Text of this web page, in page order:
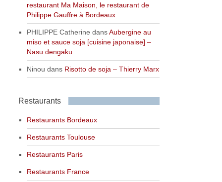
restaurant Ma Maison, le restaurant de
Philippe Gauffre à Bordeaux
PHILIPPE Catherine dansAubergine au
miso et sauce soja [cuisine japonaise] –
Nasu dengaku
Ninou dans Risotto de soja – Thierry Marx
Restaurants
Restaurants Bordeaux
Restaurants Toulouse
Restaurants Paris
Restaurants France